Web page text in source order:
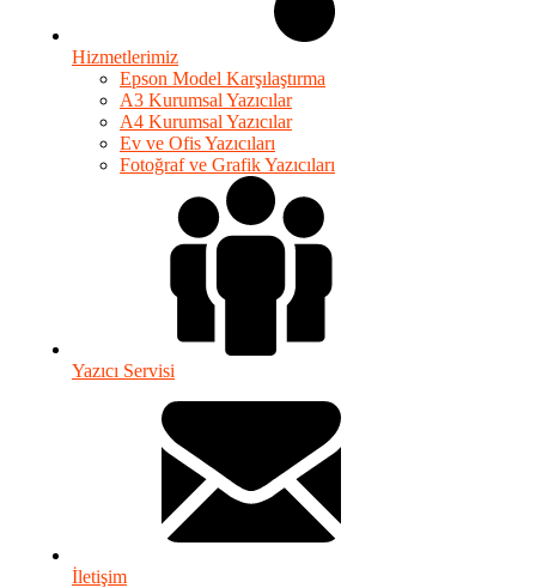
Hizmetlerimiz
Epson Model Karşılaştırma
A3 Kurumsal Yazıcılar
A4 Kurumsal Yazıcılar
Ev ve Ofis Yazıcıları
Fotoğraf ve Grafik Yazıcıları
Yazıcı Servisi
İletişim